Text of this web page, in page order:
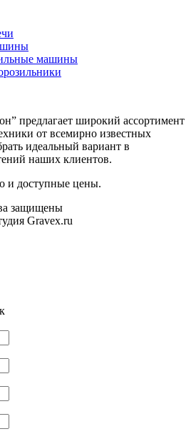
машины
предлагает широкий ассортимент
от всемирно известных
идеальный вариант в
наших клиентов.
и доступные цены.
защищены
Gravex.ru